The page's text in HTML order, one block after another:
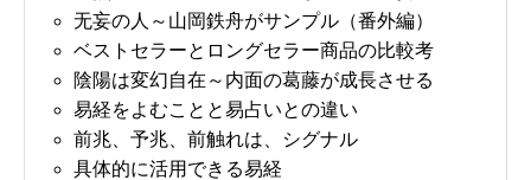
无妄の人～山岡鉄舟がサンプル（番外編）
ベストセラーとロングセラー商品の比較考
陰陽は変幻自在～内面の葛藤が成長させる
易経をよむことと易占いとの違い
前兆、予兆、前触れは、シグナル
具体的に活用できる易経